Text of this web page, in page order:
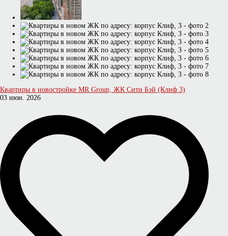
Квартиры в новостройке MR Group, ЖК Сити Бэй (Клиф 3)
03 июн. 2026